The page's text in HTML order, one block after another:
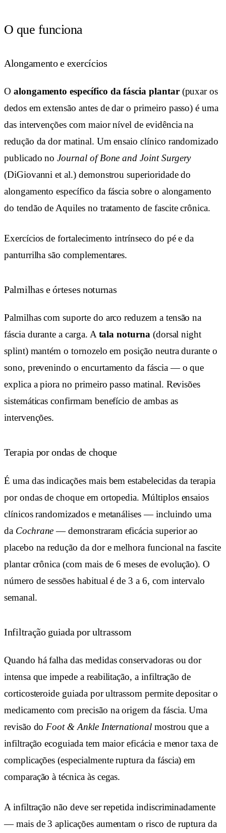
O que funciona
Alongamento e exercícios
O alongamento específico da fáscia plantar(puxar os
dedos em extensão antes de dar o primeiro passo) é uma
das intervenções com maior nível de evidência na
redução da dor matinal. Um ensaio clínico randomizado
publicado noJournal of Bone and Joint Surgery
(DiGiovanni et al.) demonstrou superioridade do
alongamento específico da fáscia sobre o alongamento
do tendão de Aquiles no tratamento de fascite crônica.
Exercícios de fortalecimento intrínseco do pé e da
panturrilha são complementares.
Palmilhas e órteses noturnas
Palmilhas com suporte do arco reduzem a tensão na
fáscia durante a carga. Atala noturna(dorsal night
splint) mantém o tornozelo em posição neutra durante o
sono, prevenindo o encurtamento da fáscia — o que
explica a piora no primeiro passo matinal. Revisões
sistemáticas confirmam benefício de ambas as
intervenções.
Terapia por ondas de choque
É uma das indicações mais bem estabelecidas da terapia
por ondas de choque em ortopedia. Múltiplos ensaios
clínicos randomizados e metanálises — incluindo uma
da Cochrane— demonstraram eficácia superior ao
placebo na redução da dor e melhora funcional na fascite
plantar crônica (com mais de 6 meses de evolução). O
número de sessões habitual é de 3 a 6, com intervalo
semanal.
Infiltração guiada por ultrassom
Quando há falha das medidas conservadoras ou dor
intensa que impede a reabilitação, a infiltração de
corticosteroide guiada por ultrassom permite depositar o
medicamento com precisão na origem da fáscia. Uma
revisão do Foot & Ankle Internationalmostrou que a
infiltração ecoguiada tem maior eficácia e menor taxa de
complicações (especialmente ruptura da fáscia) em
comparação à técnica às cegas.
A infiltração não deve ser repetida indiscriminadamente
— mais de 3 aplicações aumentam o risco de ruptura da